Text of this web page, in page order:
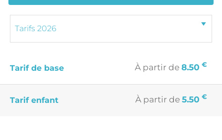
Tarif de base À partir de 8.50 €
Tarif enfant À partir de 5.50 €